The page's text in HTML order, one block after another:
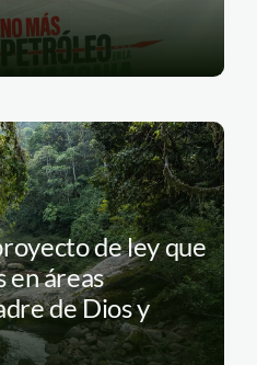
de ley que
en áreas
de Dios y